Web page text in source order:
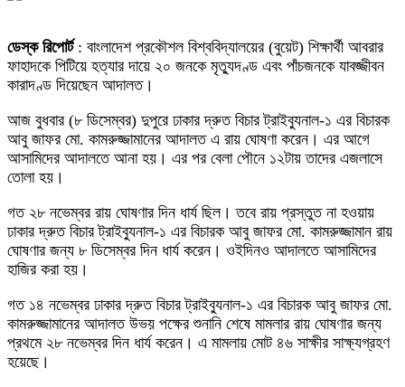
ডেস্ক রিপোর্ট: বাংলাদেশ প্রকৌশল বিশ্ববিদ্যালয়ের (বুয়েট) শিক্ষার্থী আবরার
ফাহাদকে পিটিয়ে হত্যার দায়ে ২০ জনকে মৃত্যুদণ্ড এবং পাঁচজনকে যাবজ্জীবন
কারাদণ্ড দিয়েছেন আদালত।
আজ বুধবার (৮ ডিসেম্বর) দুপুরে ঢাকার দ্রুত বিচার ট্রাইব্যুনাল-১ এর বিচারক
আবু জাফর মো. কামরুজ্জামানের আদালত এ রায় ঘোষণা করেন। এর আগে
আসামিদের আদালতে আনা হয়। এর পর বেলা পৌনে ১২টায় তাদের এজলাসে
তোলা হয়।
গত ২৮ নভেম্বর রায় ঘোষণার দিন ধার্য ছিল। তবে রায় প্রস্তুত না হওয়ায়
ঢাকার দ্রুত বিচার ট্রাইব্যুনাল-১ এর বিচারক আবু জাফর মো. কামরুজ্জামান রায়
ঘোষণার জন্য ৮ ডিসেম্বর দিন ধার্য করেন। ওইদিনও আদালতে আসামিদের
হাজির করা হয়।
গত ১৪ নভেম্বর ঢাকার দ্রুত বিচার ট্রাইব্যুনাল-১ এর বিচারক আবু জাফর মো.
কামরুজ্জামানের আদালত উভয় পক্ষের শুনানি শেষে মামলার রায় ঘোষণার জন্য
প্রথমে ২৮ নভেম্বর দিন ধার্য করেন। এ মামলায় মোট ৪৬ সাক্ষীর সাক্ষ্যগ্রহণ
হয়েছে।